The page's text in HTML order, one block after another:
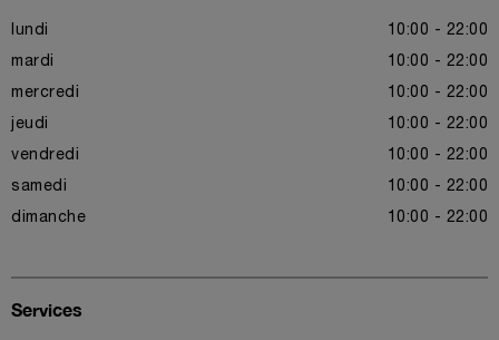
lundi 10:00 - 22:00
mardi 10:00 - 22:00
mercredi 10:00 - 22:00
jeudi 10:00 - 22:00
vendredi 10:00 - 22:00
samedi 10:00 - 22:00
dimanche 10:00 - 22:00
Services